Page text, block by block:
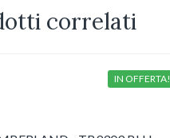
correlati
IN OFFERTA!